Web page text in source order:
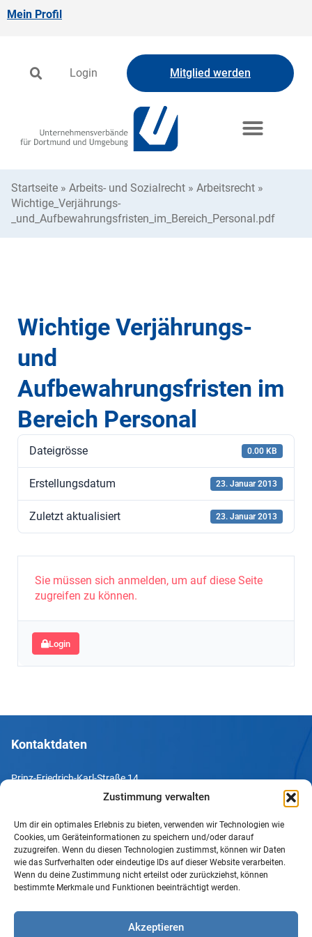
Zustimmung verwalten
Um dir ein optimales Erlebnis zu bieten, verwenden wir Technologien wie
Cookies, um Geräteinformationen zu speichern und/oder darauf
zuzugreifen. Wenn du diesen Technologien zustimmst, können wir Daten
wie das Surfverhalten oder eindeutige IDs auf dieser Website verarbeiten.
Wenn du deine Zustimmung nicht erteilst oder zurückziehst, können
bestimmte Merkmale und Funktionen beeinträchtigt werden.
Akzeptieren
Mein Profil
Login Mitglied werden
Startseite » Arbeits- und Sozialrecht » Arbeitsrecht »
Wichtige_Verjährungs-
_und_Aufbewahrungsfristen_im_Bereich_Personal.pdf
Wichtige Verjährungs-
und
Aufbewahrungsfristen im
Bereich Personal
Dateigrösse 0.00 KB
Erstellungsdatum 23. Januar 2013
Zuletzt aktualisiert 23. Januar 2013
Sie müssen sich anmelden, um auf diese Seite
zugreifen zu können.
Login
Kontaktdaten
Prinz-Friedrich-Karl-Straße 14
Tel. +49 231 952052-10
Fax +49 231 952052-60
e-Mail info@uv-do.de
Internet www.uv-do.de